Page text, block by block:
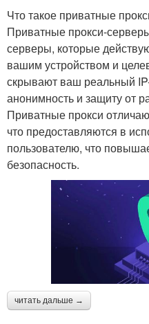
Что такое приватные
Приватные прокси-
серверы, которые
вашим устройством и
скрывают ваш реальный
анонимность и защиту от
Приватные прокси
что предоставляются в
пользователю, что
безопасность.
читать дальше →